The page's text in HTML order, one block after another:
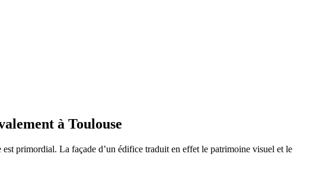
à Toulouse
primordial. La façade d’un édifice traduit en effet le patrimoine visuel et le